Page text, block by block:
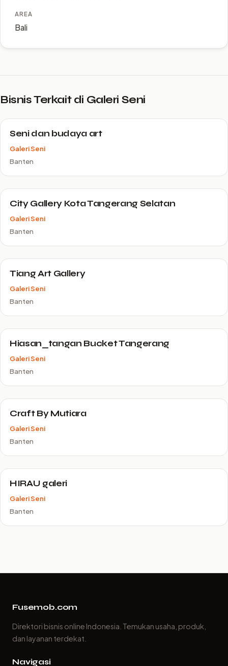
AREA
Bali
Bisnis Terkait di Galeri Seni
Seni dan budaya art
Galeri Seni
Banten
City Gallery Kota Tangerang Selatan
Galeri Seni
Banten
Tiang Art Gallery
Galeri Seni
Banten
Hiasan_tangan Bucket Tangerang
Galeri Seni
Banten
Craft By Mutiara
Galeri Seni
Banten
HIRAU galeri
Galeri Seni
Banten
Fusemob.com
Direktori bisnis online Indonesia. Temukan usaha, produk,
dan layanan terdekat.
Navigasi